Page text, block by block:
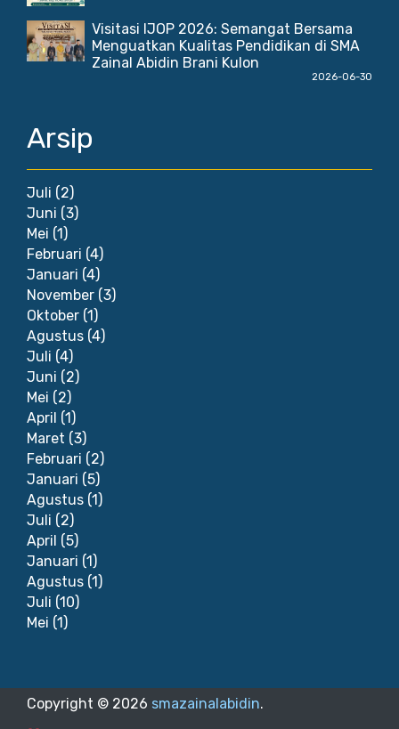
Visitasi IJOP 2026: Semangat Bersama
Menguatkan Kualitas Pendidikan di SMA
Zainal Abidin Brani Kulon
2026-06-30
Arsip
Juli (2)
Juni (3)
Mei (1)
Februari (4)
Januari (4)
November (3)
Oktober (1)
Agustus (4)
Juli (4)
Juni (2)
Mei (2)
April (1)
Maret (3)
Februari (2)
Januari (5)
Agustus (1)
Juli (2)
April (5)
Januari (1)
Agustus (1)
Juli (10)
Mei (1)
Copyright © 2026 smazainalabidin.